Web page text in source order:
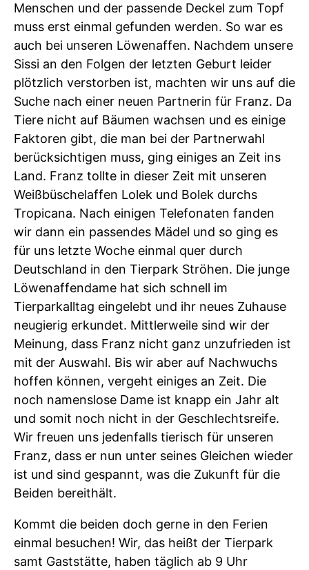
Menschen und der passende Deckel zum Topf
muss erst einmal gefunden werden. So war es
auch bei unseren Löwenaffen. Nachdem unsere
Sissi an den Folgen der letzten Geburt leider
plötzlich verstorben ist, machten wir uns auf die
Suche nach einer neuen Partnerin für Franz. Da
Tiere nicht auf Bäumen wachsen und es einige
Faktoren gibt, die man bei der Partnerwahl
berücksichtigen muss, ging einiges an Zeit ins
Land. Franz tollte in dieser Zeit mit unseren
Weißbüschelaffen Lolek und Bolek durchs
Tropicana. Nach einigen Telefonaten fanden
wir dann ein passendes Mädel und so ging es
für uns letzte Woche einmal quer durch
Deutschland in den Tierpark Ströhen. Die junge
Löwenaffendame hat sich schnell im
Tierparkalltag eingelebt und ihr neues Zuhause
neugierig erkundet. Mittlerweile sind wir der
Meinung, dass Franz nicht ganz unzufrieden ist
mit der Auswahl. Bis wir aber auf Nachwuchs
hoffen können, vergeht einiges an Zeit. Die
noch namenslose Dame ist knapp ein Jahr alt
und somit noch nicht in der Geschlechtsreife.
Wir freuen uns jedenfalls tierisch für unseren
Franz, dass er nun unter seines Gleichen wieder
ist und sind gespannt, was die Zukunft für die
Beiden bereithält.
Kommt die beiden doch gerne in den Ferien
einmal besuchen! Wir, das heißt der Tierpark
samt Gaststätte, haben täglich ab 9 Uhr